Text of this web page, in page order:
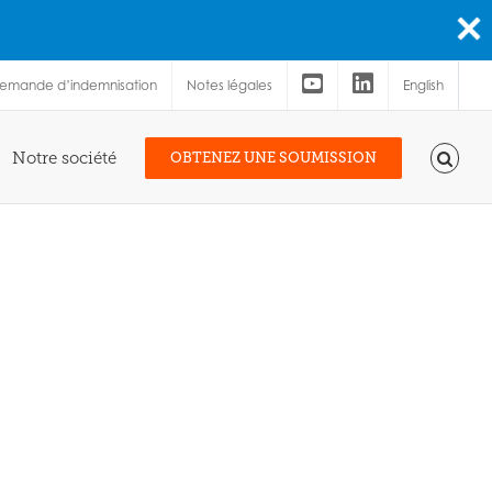
d’indemnisation Notes légales English
Notre société OBTENEZ UNE SOUMISSION